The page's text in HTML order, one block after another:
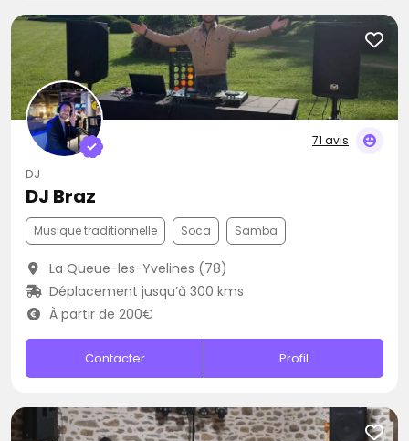
71 avis
DJ
DJ Braz
Musique traditionnelle Soca Samba
La Queue-les-Yvelines (78)
Déplacement jusqu’à 300 kms
À partir de 200€
Contacter Profil